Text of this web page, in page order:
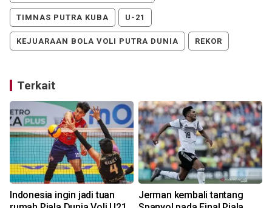
TIMNAS PUTRA KUBA U-21
KEJUARAAN BOLA VOLI PUTRA DUNIA REKOR
Terkait
Indonesia ingin jadi tuan
Jerman kembali tantang